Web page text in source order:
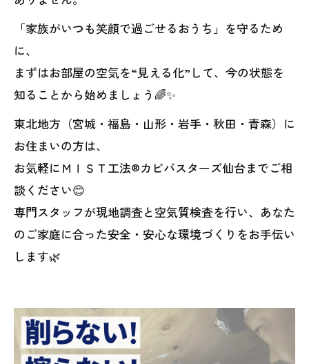
「家族がいつも笑顔で過ごせるおうち」を守るため
に、
まずはお部屋の空気を“見える化”して、今の状態を
知ることから始めましょう🌈✨
東北地方（宮城・福島・山形・岩手・秋田・青森）に
お住まいの方は、
お気軽にＭＩＳＴ工法®カビバスターズ仙台までご相
談ください😊
専門スタッフが現地調査と空気質検査を行い、あなた
のご家庭に合った安全・安心な環境づくりをお手伝い
します🌿